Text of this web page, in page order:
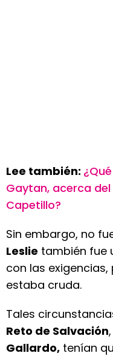
Lee también:
Gaytan, acerca
Capetillo?
Sin embargo, no
Leslie también fue
con las
estaba cruda.
Tales
Reto de Salvación
Gallardo, tenían